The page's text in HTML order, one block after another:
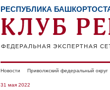
РЕСПУБЛИКА
Новости Приволжский федеральный округ
31 мая 2022